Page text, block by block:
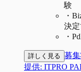
験
・
決
・
詳しく見る 募
提供: ITPRO